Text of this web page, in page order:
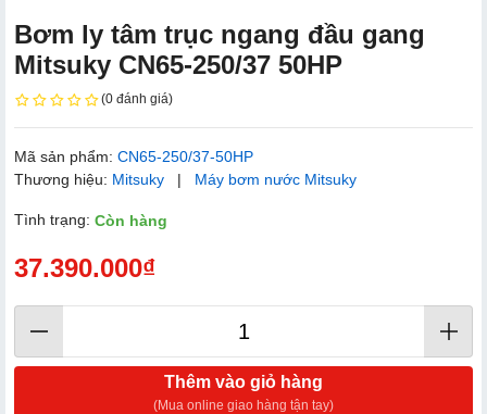
Bơm ly tâm trục ngang đầu gang
Mitsuky CN65-250/37 50HP
(0 đánh giá)
Mã sản phẩm: CN65-250/37-50HP
Thương hiệu: Mitsuky | Máy bơm nước Mitsuky
Tình trạng: Còn hàng
37.390.000₫
Thêm vào giỏ hàng
(Mua online giao hàng tận tay)